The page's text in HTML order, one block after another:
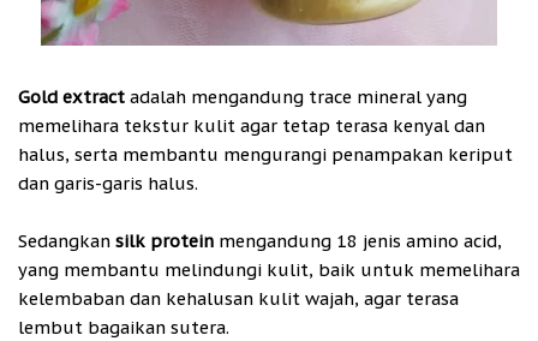
Gold extract adalah mengandung trace mineral yang
memelihara tekstur kulit agar tetap terasa kenyal dan
halus, serta membantu mengurangi penampakan keriput
dan garis-garis halus.
Sedangkan silk protein mengandung 18 jenis amino acid,
yang membantu melindungi kulit, baik untuk memelihara
kelembaban dan kehalusan kulit wajah, agar terasa
lembut bagaikan sutera.